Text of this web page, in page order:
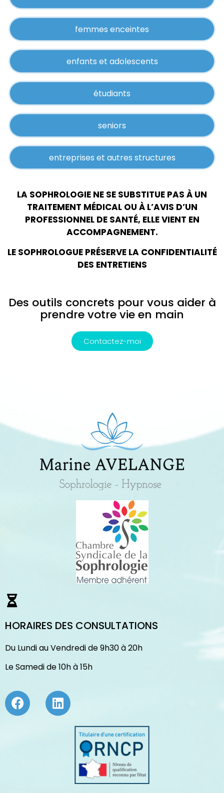
femmes enceintes
enfants et adolescents
étudiants
seniors
entreprises et autres structures
LA SOPHROLOGIE NE SE SUBSTITUE PAS À UN
TRAITEMENT MÉDICAL OU À L’AVIS D’UN
PROFESSIONNEL DE SANTÉ, ELLE VIENT EN
ACCOMPAGNEMENT.
LE SOPHROLOGUE PRÉSERVE LA CONFIDENTIALITÉ
DES ENTRETIENS
Des outils concrets pour vous aider à
prendre votre vie en main
Contactez-moi
HORAIRES DES CONSULTATIONS
Du Lundi au Vendredi de 9h30 à 20h
Le Samedi de 10h à 15h